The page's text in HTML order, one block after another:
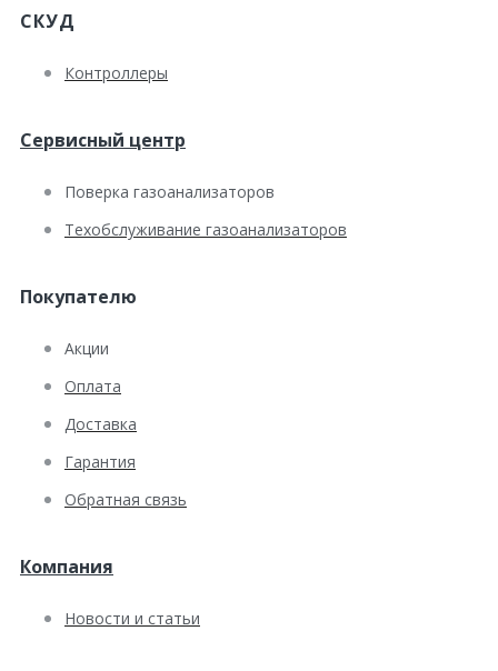
СКУД
Контроллеры
Сервисный центр
Поверка газоанализаторов
Техобслуживание газоанализаторов
Покупателю
Акции
Оплата
Доставка
Гарантия
Обратная связь
Компания
Новости и статьи